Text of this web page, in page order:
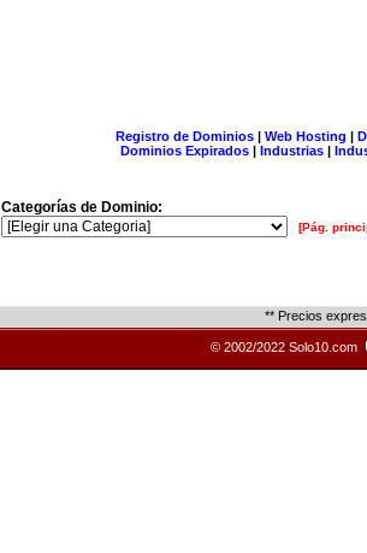
Registro de Dominios| Web Hosting |
Dominios Expirados | Industrias |
Categorías de Dominio:
[Pág.
** Precios
© 2002/2022 Solo10.com